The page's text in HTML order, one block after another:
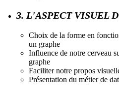
3. L'ASPECT VISUEL
Choix de la forme en
un graphe
Influence de notre cerveau
graphe
Faciliter notre propos
Présentation du métier de